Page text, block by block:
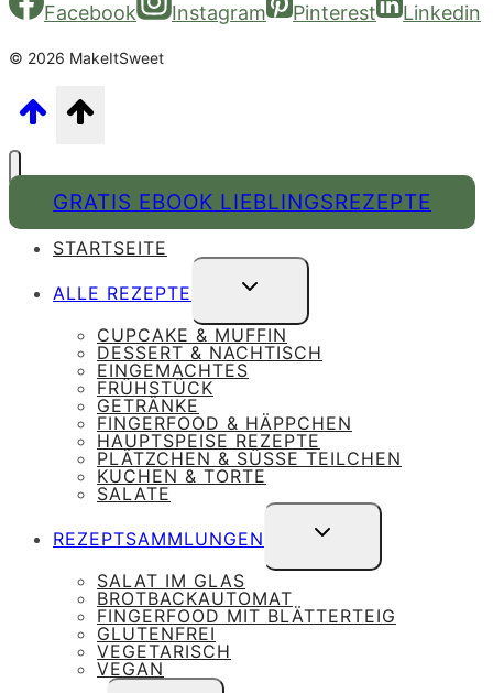
Facebook Instagram Pinterest Linkedin
© 2026 MakeItSweet
GRATIS EBOOK LIEBLINGSREZEPTE
STARTSEITE
ALLE REZEPTE
UNTERMENÜ
UMSCHALTEN
CUPCAKE & MUFFIN
DESSERT & NACHTISCH
EINGEMACHTES
FRÜHSTÜCK
GETRÄNKE
FINGERFOOD & HÄPPCHEN
HAUPTSPEISE REZEPTE
PLÄTZCHEN & SÜSSE TEILCHEN
KUCHEN & TORTE
SALATE
REZEPTSAMMLUNGEN
UNTERMENÜ
UMSCHALTEN
SALAT IM GLAS
BROTBACKAUTOMAT
FINGERFOOD MIT BLÄTTERTEIG
GLUTENFREI
VEGETARISCH
VEGAN